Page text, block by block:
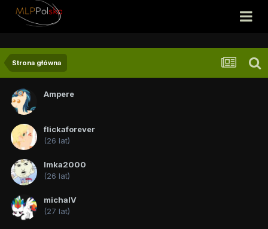
Strona główna
Ampere
flickaforever
(26 lat)
Imka2000
(26 lat)
michalV
(27 lat)